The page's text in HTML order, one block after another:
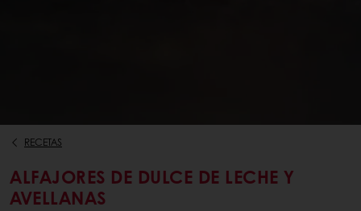
RECETAS
ALFAJORES DE DULCE DE LECHE Y
AVELLANAS